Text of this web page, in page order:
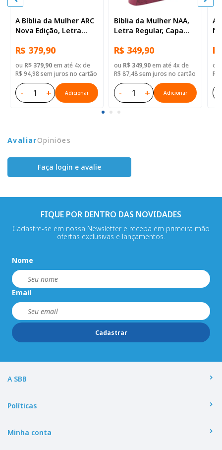
A Bíblia da Mulher ARC
Nova Edição, Letra
Capa Couro Sintético
Rosa Tulipa
R$ 379,90
ou R$ 379,90em até 4x de
R$ 94,98 sem juros no cartão
- + Adicionar
Bíblia da Mulher NAA,
Letra Regular, Capa
— Pink
R$ 349,90
ou R$ 349,90em até 4x de
R$ 87,48 sem juros no cartão
- + Adicionar
A
ou
R$
AvaliarOpiniões
Faça login e avalie
FIQUE POR DENTRO DAS NOVIDADES
Cadastre-se em nossa Newsletter e receba em primeira mão
ofertas exclusivas e lançamentos.
Nome
Email
Cadastrar
A SBB
Políticas
Minha conta